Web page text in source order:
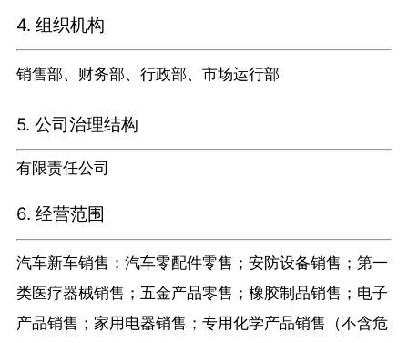
4. 组织机构
销售部、财务部、行政部、市场运行部
5. 公司治理结构
有限责任公司
6. 经营范围
汽车新车销售；汽车零配件零售；安防设备销售；第一
类医疗器械销售；五金产品零售；橡胶制品销售；电子
产品销售；家用电器销售；专用化学产品销售（不含危